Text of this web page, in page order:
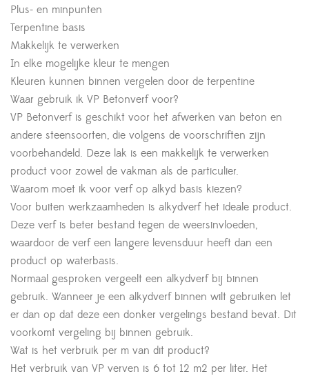
Plus- en minpunten
Terpentine basis
Makkelijk te verwerken
In elke mogelijke kleur te mengen
Kleuren kunnen binnen vergelen door de terpentine
Waar gebruik ik VP Betonverf voor?
VP Betonverf is geschikt voor het afwerken van beton en
andere steensoorten, die volgens de voorschriften zijn
voorbehandeld. Deze lak is een makkelijk te verwerken
product voor zowel de vakman als de particulier.
Waarom moet ik voor verf op alkyd basis kiezen?
Voor buiten werkzaamheden is alkydverf het ideale product.
Deze verf is beter bestand tegen de weersinvloeden,
waardoor de verf een langere levensduur heeft dan een
product op waterbasis.
Normaal gesproken vergeelt een alkydverf bij binnen
gebruik. Wanneer je een alkydverf binnen wilt gebruiken let
er dan op dat deze een donker vergelings bestand bevat. Dit
voorkomt vergeling bij binnen gebruik.
Wat is het verbruik per m van dit product?
Het verbruik van VP verven is 6 tot 12 m2 per liter. Het